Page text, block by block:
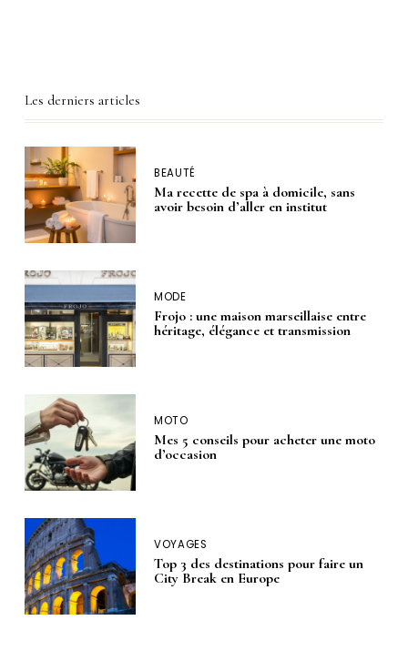
Les derniers articles
BEAUTÉ
Ma recette de spa à domicile, sans
avoir besoin d’aller en institut
MODE
Frojo : une maison marseillaise entre
héritage, élégance et transmission
MOTO
Mes 5 conseils pour acheter une moto
d’occasion
VOYAGES
Top 3 des destinations pour faire un
City Break en Europe